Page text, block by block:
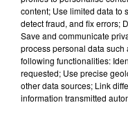
Lecture (2
100%
100% Radio les
content; Use limited data to
detect fraud, and fix errors;
Save and communicate
process personal data
following functionalities:
requested; Use precise
other data sources; Link
information transmitted